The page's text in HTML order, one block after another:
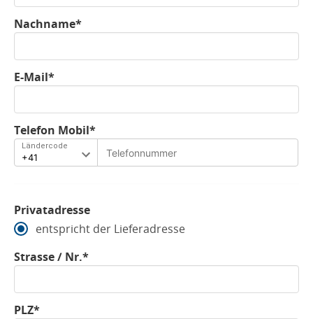
Nachname*
E-Mail*
Telefon Mobil*
Ländercode
Privatadresse
entspricht der Lieferadresse
Strasse / Nr.*
PLZ*